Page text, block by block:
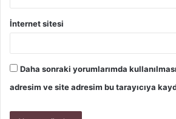
İnternet sitesi
Daha sonraki yorumlarımda
adresim ve site adresim bu tarayıcıya